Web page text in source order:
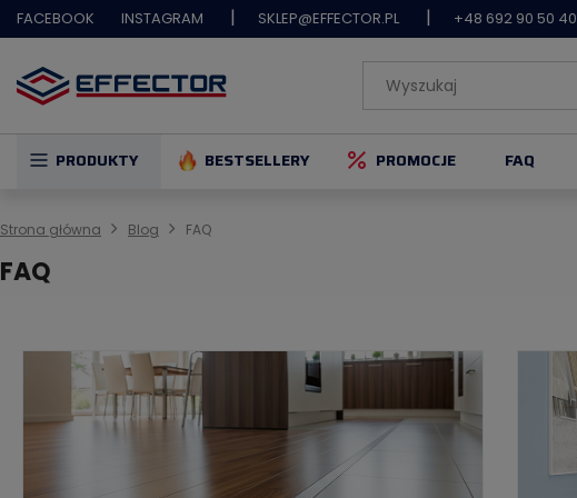
FACEBOOK INSTAGRAM | SKLEP@EFFECTOR.PL | +48 692 90 50 40
PRODUKTY BESTSELLERY PROMOCJE FAQ
Strona główna Blog FAQ
FAQ